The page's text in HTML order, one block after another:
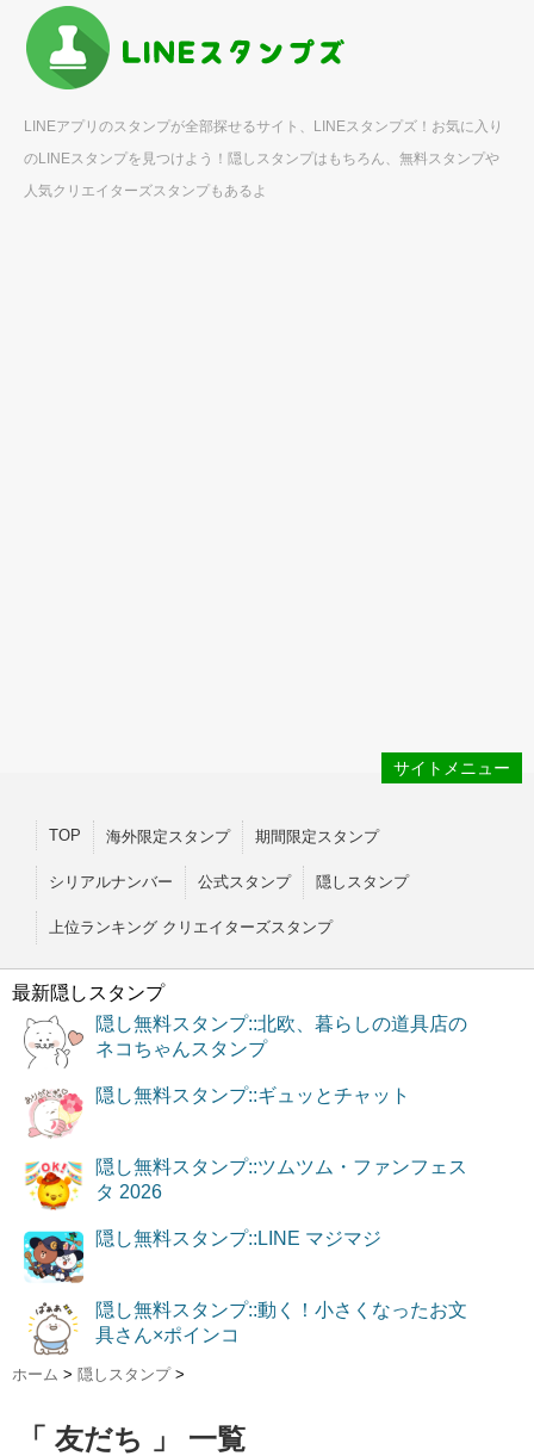
LINEアプリのスタンプが全部探せるサイト、LINEスタンプズ！お気に入り
のLINEスタンプを見つけよう！隠しスタンプはもちろん、無料スタンプや
人気クリエイターズスタンプもあるよ
サイトメニュー
TOP 海外限定スタンプ 期間限定スタンプ
シリアルナンバー 公式スタンプ 隠しスタンプ
上位ランキング クリエイターズスタンプ
最新隠しスタンプ
隠し無料スタンプ::北欧、暮らしの道具店の
ネコちゃんスタンプ
隠し無料スタンプ::ギュッとチャット
隠し無料スタンプ::ツムツム・ファンフェス
タ 2026
隠し無料スタンプ::LINE マジマジ
隠し無料スタンプ::動く！小さくなったお文
具さん×ポインコ
ホーム > 隠しスタンプ >
「 友だち 」 一覧